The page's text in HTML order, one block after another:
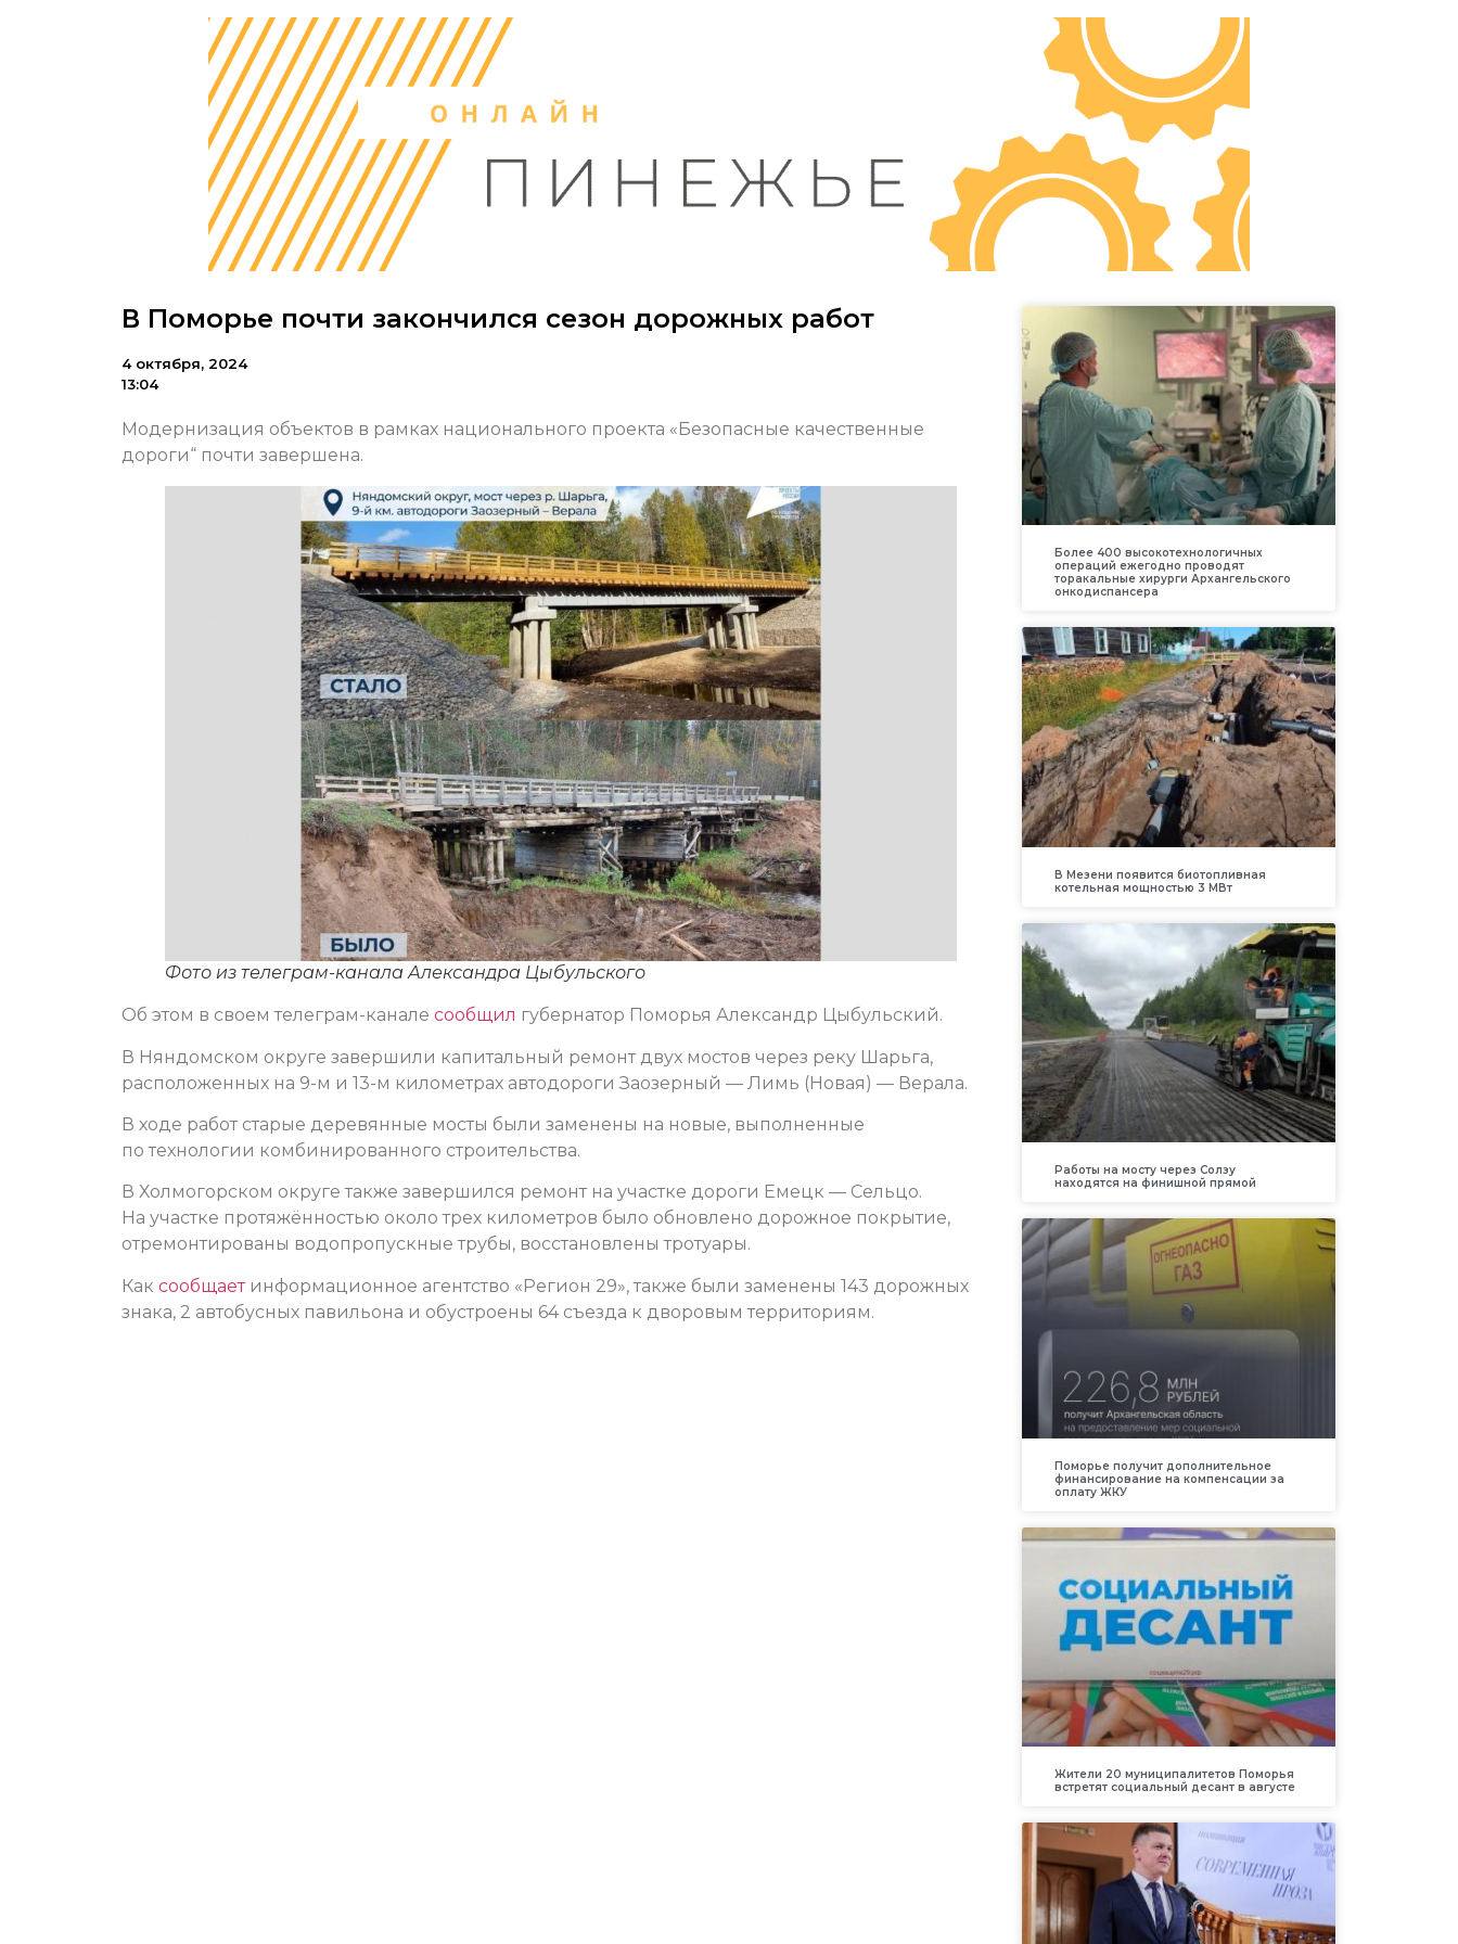
В Поморье почти закончился сезон дорожных работ
4 октября, 2024
13:04
Модернизация объектов в рамках национального проекта «Безопасные качественные
дороги“ почти завершена.
Фото из телеграм-канала Александра Цыбульского
Об этом в своем телеграм-канале сообщил губернатор Поморья Александр Цыбульский.
В Няндомском округе завершили капитальный ремонт двух мостов через реку Шарьга,
расположенных на 9-м и 13-м километрах автодороги Заозерный — Лимь (Новая) — Верала.
В ходе работ старые деревянные мосты были заменены на новые, выполненные
по технологии комбинированного строительства.
В Холмогорском округе также завершился ремонт на участке дороги Емецк — Сельцо.
На участке протяжённостью около трех километров было обновлено дорожное покрытие,
отремонтированы водопропускные трубы, восстановлены тротуары.
Как сообщаетинформационное агентство «Регион 29», также были заменены 143 дорожных
знака, 2 автобусных павильона и обустроены 64 съезда к дворовым территориям.
Более 400 высокотехнологичных
операций ежегодно проводят
торакальные хирурги Архангельского
онкодиспансера
В Мезени появится биотопливная
котельная мощностью 3 МВт
Работы на мосту через Солзу
находятся на финишной прямой
Поморье получит дополнительное
финансирование на компенсации за
оплату ЖКУ
Жители 20 муниципалитетов Поморья
встретят социальный десант в августе